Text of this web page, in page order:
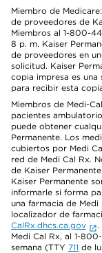
Miembro de
de proveedores de
Miembros al 1-800-
8 p. m. Kaiser
de proveedores en
solicitud. Kaiser
copia impresa es
para recibir esta
Miembros de Medi-
pacientes
puede obtener
Permanente. Los
cubiertos por Medi
red de Medi Cal Rx.
de Kaiser
Kaiser Permanente
informarle si forma
una farmacia de Medi
localizador de
CalRx.dhcs.ca.gov
.
Medi Cal Rx, al 1-
semana (TTY 711 de